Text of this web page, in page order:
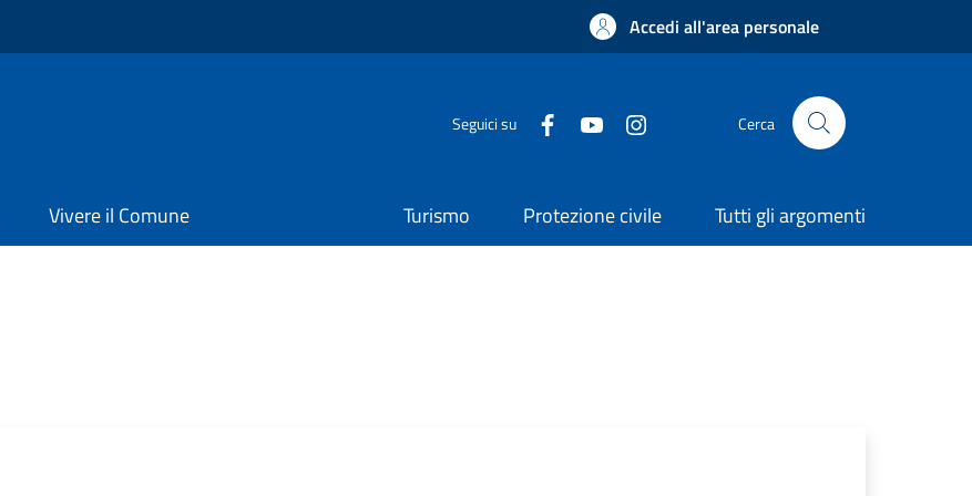
Accedi all'area personale
Seguici su Cerca
Vivere il Comune Turismo Protezione civile Tutti gli argomenti